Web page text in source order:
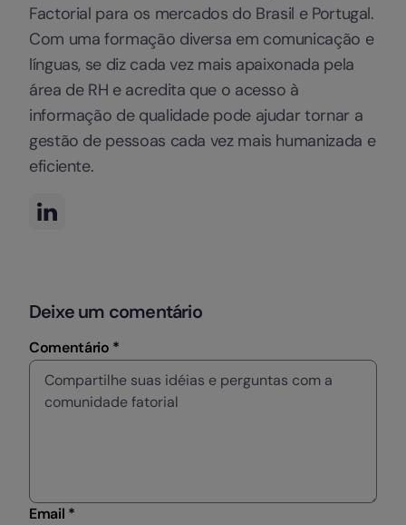
Factorial para os mercados do Brasil e Portugal.
Com uma formação diversa em comunicação e
línguas, se diz cada vez mais apaixonada pela
área de RH e acredita que o acesso à
informação de qualidade pode ajudar tornar a
gestão de pessoas cada vez mais humanizada e
eficiente.
Deixe um comentário
Comentário *
Email *